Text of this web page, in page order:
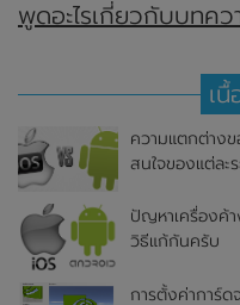
พูดอะไรเกี่ยวกับบทคว
เนื้
ความแตกต่าง
สนใจของแต่ละ
ปัญหาเครื่องค้า
วิธีแก้กันครับ
การตั้งค่าการ์ด